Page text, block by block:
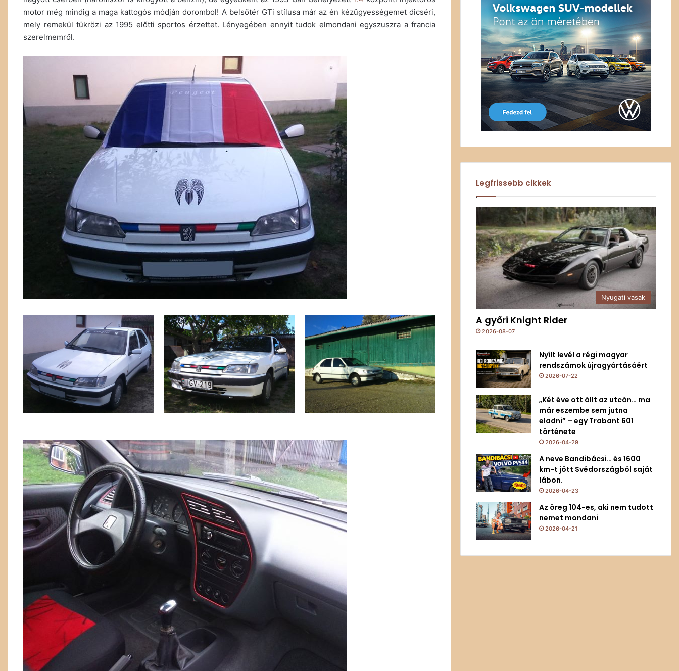
motor még mindig a maga kattogós módján dorombol! A belsőtér GTi stílusa már az én kézügyességemet dicséri,
mely remekül tükrözi az 1995 előtti sportos érzettet. Lényegében ennyit tudok elmondani egyszuszra a francia
szerelmemről.
Legfrissebb cikkek
Nyugati vasak
A győri Knight Rider
2026-08-07
Nyílt levél a régi magyar
rendszámok újragyártásáért
2026-07-22
„Két éve ott állt az utcán… ma
már eszembe sem jutna
eladni” – egy Trabant 601
története
2026-04-29
A neve Bandibácsi… és 1600
km-t jött Svédországból saját
lábon.
2026-04-23
Az öreg 104-es, aki nem tudott
nemet mondani
2026-04-21